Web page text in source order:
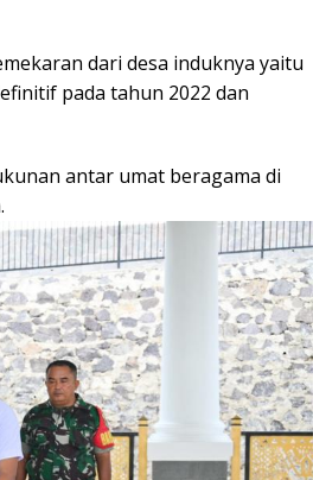
dari desa induknya yaitu
pada tahun 2022 dan
antar umat beragama di